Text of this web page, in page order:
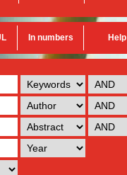
In numbers Help